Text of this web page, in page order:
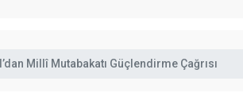
Millî Mutabakatı Güçlendirme Çağrısı